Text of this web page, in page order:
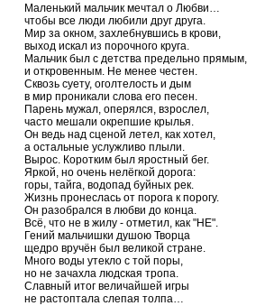
Маленький мальчик мечтал о Любви…
чтобы все люди любили друг друга.
Мир за окном, захлебнувшись в крови,
выход искал из порочного круга.
Мальчик был с детства предельно прямым,
и откровенным. Не менее честен.
Сквозь суету, оголтелость и дым
в мир проникали слова его песен.
Парень мужал, оперялся, взрослел,
часто мешали окрепшие крылья.
Он ведь над сценой летел, как хотел,
а остальные услужливо плыли.
Вырос. Коротким был яростный бег.
Яркой, но очень нелёгкой дорога:
горы, тайга, водопад буйных рек.
Жизнь пронеслась от порога к порогу.
Он разобрался в любви до конца.
Всё, что не в жилу - отметил, как "НЕ".
Гений мальчишки душою Творца
щедро вручён был великой стране.
Много воды утекло с той поры,
но не зачахла людская тропа.
Славный итог величайшей игры
не растоптала слепая толпа…